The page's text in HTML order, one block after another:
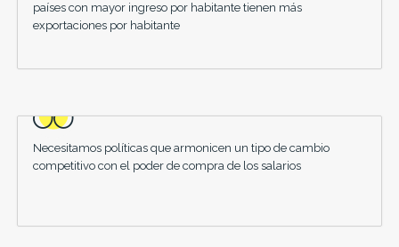
países con mayor ingreso por habitante tienen más
exportaciones por habitante
Necesitamos políticas que armonicen un tipo de cambio
competitivo con el poder de compra de los salarios